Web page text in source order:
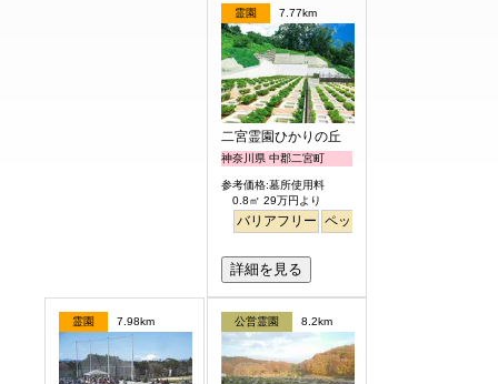
霊園 7.77km
二宮霊園ひかりの丘
神奈川県 中郡二宮町
参考価格:墓所使用料
0.8㎡ 29万円より
バリアフリー ペット
詳細を見る
霊園 7.98km 公営霊園 8.2km